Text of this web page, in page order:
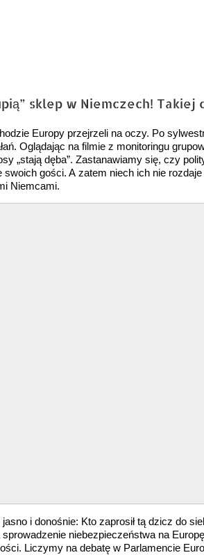
sklep w Niemczech! Takiej
Europy przejrzeli na oczy. Po
Oglądając na filmie z monitoringu
„stają dęba”. Zastanawiamy się, czy
swoich gości. A zatem niech ich nie
Niemcami.
i donośnie: Kto zaprosił tą dzicz do
niebezpieczeństwa na
Liczymy na debatę w Parlamencie